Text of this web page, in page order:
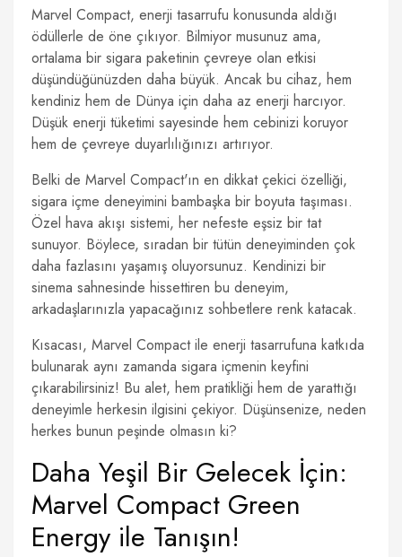
Marvel Compact, enerji tasarrufu konusunda aldığı
ödüllerle de öne çıkıyor. Bilmiyor musunuz ama,
ortalama bir sigara paketinin çevreye olan etkisi
düşündüğünüzden daha büyük. Ancak bu cihaz, hem
kendiniz hem de Dünya için daha az enerji harcıyor.
Düşük enerji tüketimi sayesinde hem cebinizi koruyor
hem de çevreye duyarlılığınızı artırıyor.
Belki de Marvel Compact'ın en dikkat çekici özelliği,
sigara içme deneyimini bambaşka bir boyuta taşıması.
Özel hava akışı sistemi, her nefeste eşsiz bir tat
sunuyor. Böylece, sıradan bir tütün deneyiminden çok
daha fazlasını yaşamış oluyorsunuz. Kendinizi bir
sinema sahnesinde hissettiren bu deneyim,
arkadaşlarınızla yapacağınız sohbetlere renk katacak.
Kısacası, Marvel Compact ile enerji tasarrufuna katkıda
bulunarak aynı zamanda sigara içmenin keyfini
çıkarabilirsiniz! Bu alet, hem pratikliği hem de yarattığı
deneyimle herkesin ilgisini çekiyor. Düşünsenize, neden
herkes bunun peşinde olmasın ki?
Daha Yeşil Bir Gelecek İçin:
Marvel Compact Green
Energy ile Tanışın!